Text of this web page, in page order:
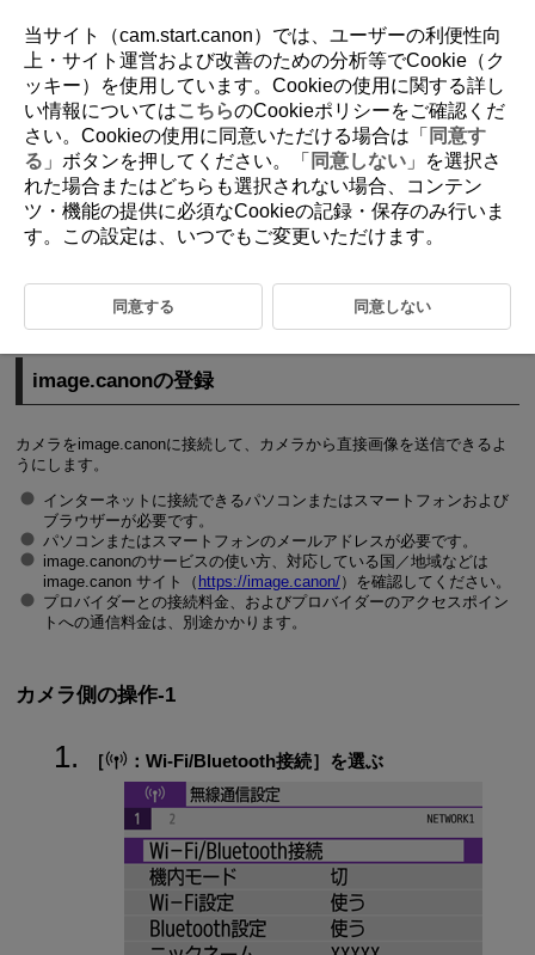
D100-148
Webサービスへ画像を送信
image.canonの登録
image.canonの登録
カメラをimage.canonに接続して、カメラから直接画像を送信できるよ
うにします。
インターネットに接続できるパソコンまたはスマートフォンおよび
ブラウザーが必要です。
パソコンまたはスマートフォンのメールアドレスが必要です。
image.canonのサービスの使い方、対応している国／地域などは
image.canon サイト（ https://image.canon/）を確認してください。
プロバイダーとの接続料金、およびプロバイダーのアクセスポイン
トへの通信料金は、別途かかります。
カメラ側の操作-1
［ ： Wi-Fi/Bluetooth接続］を選ぶ
当サイト（cam.start.canon）では、ユーザーの利便性向
上・サイト運営および改善のための分析等でCookie（ク
ッキー）を使用しています。Cookieの使用に関する詳し
い情報についてはこちらのCookieポリシーをご確認くだ
さい。Cookieの使用に同意いただける場合は「 同意す
る 」ボタンを押してください。「 同意しない 」を選択さ
れた場合またはどちらも選択されない場合、コンテン
ツ・機能の提供に必須なCookieの記録・保存のみ行いま
す。この設定は、いつでもご変更いただけます。
同意する 同意しない